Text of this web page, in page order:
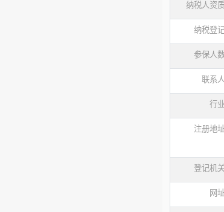
纳税人资
纳税登
参保人
联系人
行业
注册地
登记机
网